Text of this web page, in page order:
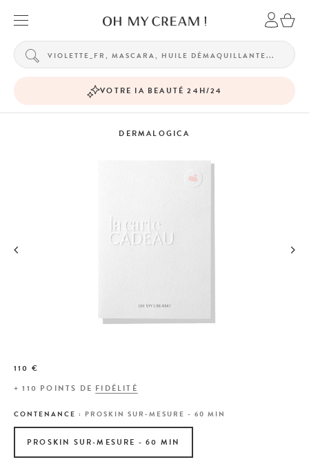
VOTRE IA BEAUTÉ 24H/24
DERMALOGICA
110 €
+110 POINTS DE FIDÉLITÉ
CONTENANCE : PROSKIN SUR-MESURE - 60 MIN
PROSKIN SUR-MESURE - 60 MIN